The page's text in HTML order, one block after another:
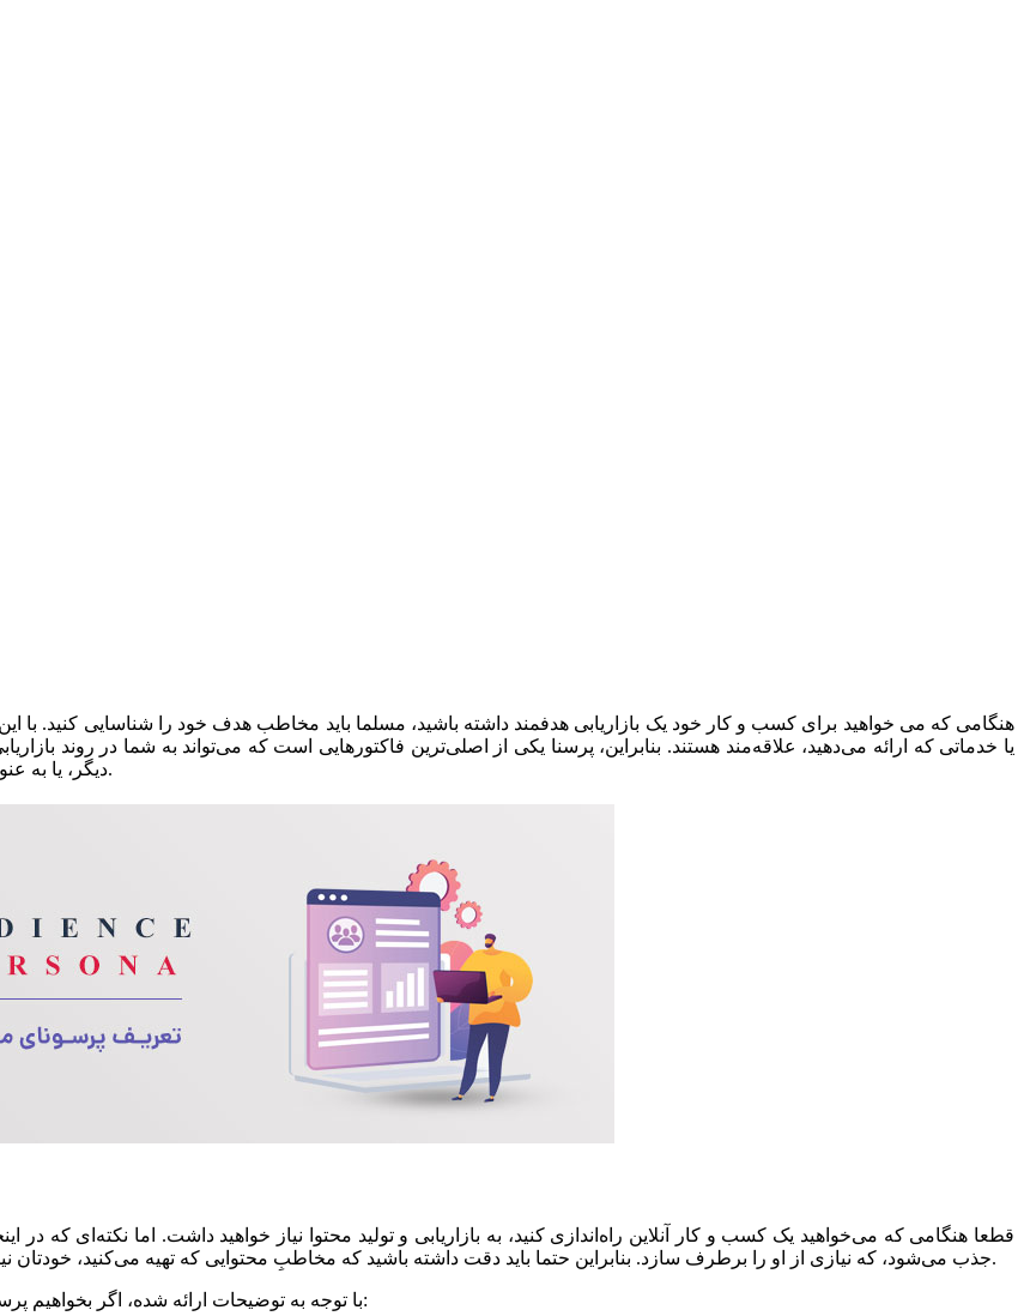
هنگامی که می خواهید برای کسب و کار خود یک بازاریابی هدفمند داشته باشید، مسلما باید مخاطب هدف خود را شناسایی کنید. با
یا خدماتی که ارائه می‌دهید، علاقه‌مند هستند. بنابراین، پرسنا یکی از اصلی‌ترین فاکتورهایی است که می‌تواند به شما در روند
دیگر، یا به عنوان وب مستر می‌خواهید با مفهوم پرسنا آشنا شوید، در ادامه همراه ما باشید.
قطعا هنگامی که می‌خواهید یک کسب و کار آنلاین راه‌اندازی کنید، به بازاریابی و تولید محتوا نیاز خواهید داشت. اما نکته‌ای که
جذب می‌شود، که نیازی از او را برطرف سازد. بنابراین حتما باید دقت داشته باشید که مخاطبِ محتوایی که تهیه می‌کنید، خودتان نیستید و باید مطالبی را ارائه دهید، تا نیاز مخاطب هدف شما را برطرف سازد.
با توجه به توضیحات ارائه شده، اگر بخواهیم پرسنای مخاطب را تعریف کنیم، می‌توانیم این موضوع را به شکل زیر بیان کنیم: